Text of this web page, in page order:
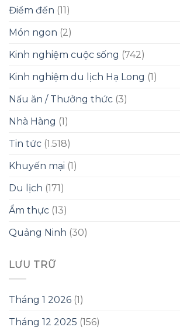
Điểm đến (11)
Món ngon (2)
Kinh nghiệm cuộc sống (742)
Kinh nghiệm du lịch Hạ Long (1)
Nấu ăn / Thưởng thức (3)
Nhà Hàng (1)
Tin tức (1.518)
Khuyến mại (1)
Du lịch (171)
Ẩm thực (13)
Quảng Ninh (30)
LƯU TRỮ
Tháng 1 2026 (1)
Tháng 12 2025 (156)